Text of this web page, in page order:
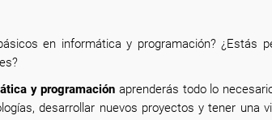
en informática y programación? ¿Estás
y programaciónaprenderás todo lo
desarrollar nuevos proyectos y tener una